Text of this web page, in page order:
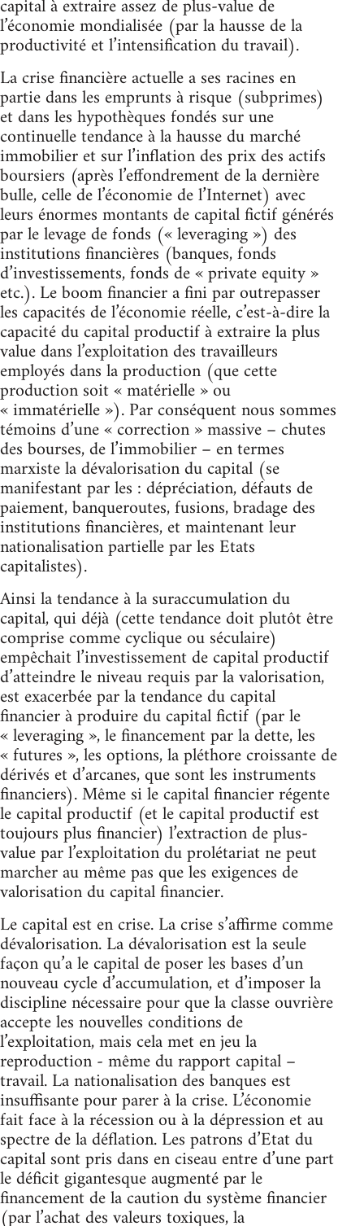
capital à extraire assez de plus-value de
l’économie mondialisée (par la hausse de la
productivité et l’intensification du travail).
La crise financière actuelle a ses racines en
partie dans les emprunts à risque (subprimes)
et dans les hypothèques fondés sur une
continuelle tendance à la hausse du marché
immobilier et sur l’inflation des prix des actifs
boursiers (après l’effondrement de la dernière
bulle, celle de l’économie de l’Internet) avec
leurs énormes montants de capital fictif générés
par le levage de fonds (« leveraging ») des
institutions financières (banques, fonds
d’investissements, fonds de « private equity »
etc.). Le boom financier a fini par outrepasser
les capacités de l’économie réelle, c’est-à-dire la
capacité du capital productif à extraire la plus
value dans l’exploitation des travailleurs
employés dans la production (que cette
production soit « matérielle » ou
« immatérielle »). Par conséquent nous sommes
témoins d’une « correction » massive – chutes
des bourses, de l’immobilier – en termes
marxiste la dévalorisation du capital (se
manifestant par les : dépréciation, défauts de
paiement, banqueroutes, fusions, bradage des
institutions financières, et maintenant leur
nationalisation partielle par les Etats
capitalistes).
Ainsi la tendance à la suraccumulation du
capital, qui déjà (cette tendance doit plutôt être
comprise comme cyclique ou séculaire)
empêchait l’investissement de capital productif
d’atteindre le niveau requis par la valorisation,
est exacerbée par la tendance du capital
financier à produire du capital fictif (par le
« leveraging », le financement par la dette, les
« futures », les options, la pléthore croissante de
dérivés et d’arcanes, que sont les instruments
financiers). Même si le capital financier régente
le capital productif (et le capital productif est
toujours plus financier) l’extraction de plus-
value par l’exploitation du prolétariat ne peut
marcher au même pas que les exigences de
valorisation du capital financier.
Le capital est en crise. La crise s’affirme comme
dévalorisation. La dévalorisation est la seule
façon qu’a le capital de poser les bases d’un
nouveau cycle d’accumulation, et d’imposer la
discipline nécessaire pour que la classe ouvrière
accepte les nouvelles conditions de
l’exploitation, mais cela met en jeu la
reproduction - même du rapport capital –
travail. La nationalisation des banques est
insuffisante pour parer à la crise. L’économie
fait face à la récession ou à la dépression et au
spectre de la déflation. Les patrons d’Etat du
capital sont pris dans en ciseau entre d’une part
le déficit gigantesque augmenté par le
financement de la caution du système financier
(par l’achat des valeurs toxiques, la